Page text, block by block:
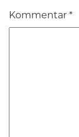
Kommentar *